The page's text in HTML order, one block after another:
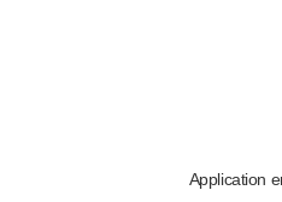
Application